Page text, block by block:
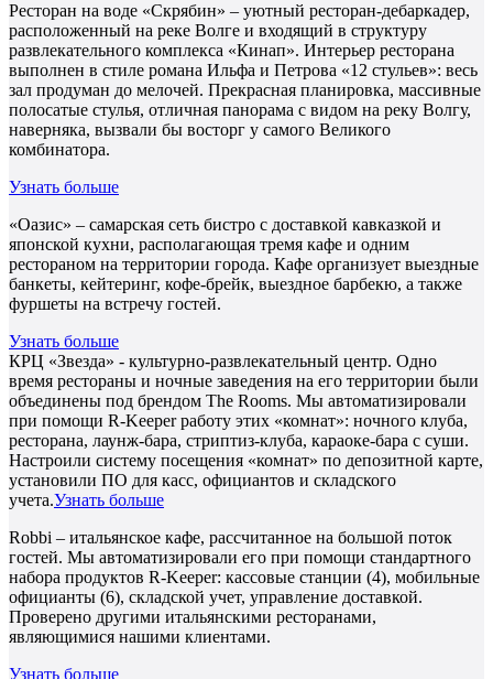
Ресторан на воде «Скрябин» – уютный ресторан-дебаркадер,
расположенный на реке Волге и входящий в структуру
развлекательного комплекса «Кинап». Интерьер ресторана
выполнен в стиле романа Ильфа и Петрова «12 стульев»: весь
зал продуман до мелочей. Прекрасная планировка, массивные
полосатые стулья, отличная панорама с видом на реку Волгу,
наверняка, вызвали бы восторг у самого Великого
комбинатора.
Узнать больше
«Оазис» – самарская сеть бистро с доставкой кавказкой и
японской кухни, располагающая тремя кафе и одним
рестораном на территории города. Кафе организует выездные
банкеты, кейтеринг, кофе-брейк, выездное барбекю, а также
фуршеты на встречу гостей.
Узнать больше
КРЦ «Звезда» - культурно-развлекательный центр. Одно
время рестораны и ночные заведения на его территории были
объединены под брендом The Rooms. Мы автоматизировали
при помощи R-Keeper работу этих «комнат»: ночного клуба,
ресторана, лаунж-бара, стриптиз-клуба, караоке-бара с суши.
Настроили систему посещения «комнат» по депозитной карте,
установили ПО для касс, официантов и складского
учета.Узнать больше
Robbi – итальянское кафе, рассчитанное на большой поток
гостей. Мы автоматизировали его при помощи стандартного
набора продуктов R-Keeper: кассовые станции (4), мобильные
официанты (6), складской учет, управление доставкой.
Проверено другими итальянскими ресторанами,
являющимися нашими клиентами.
Узнать больше